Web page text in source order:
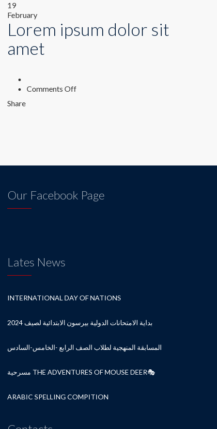
19
February
Lorem ipsum dolor sit
amet
Comments Offon
Share
Our Facebook Page
Lates News
INTERNATIONAL DAY OF NATIONS
بداية الامتحانات الدولية بيرسون الابتدائية لصيف 2024
المسابقة المنهجية لطلاب الصف الرابع -الخامس-السادس
مسرحية THE ADVENTURES OF MOUSE DEER🎭
ARABIC SPELLING COMPITION